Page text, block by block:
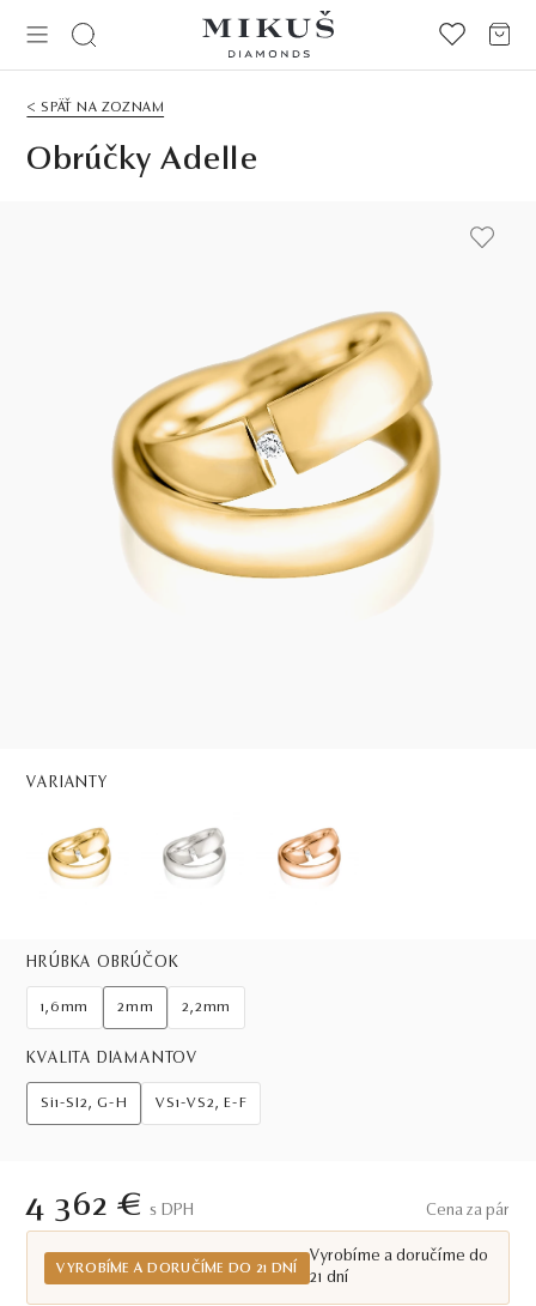
< SPÄŤ NA ZOZNAM
Obrúčky Adelle
VARIANTY
HRÚBKA OBRÚČOK
1,6mm 2mm 2,2mm
KVALITA DIAMANTOV
Si1-SI2, G-H VS1-VS2, E-F
4 362 € S DPH Cena za pár
VYROBÍME A DORUČÍME DO 21 DNÍ
Vyrobíme a doručíme do
21 dní